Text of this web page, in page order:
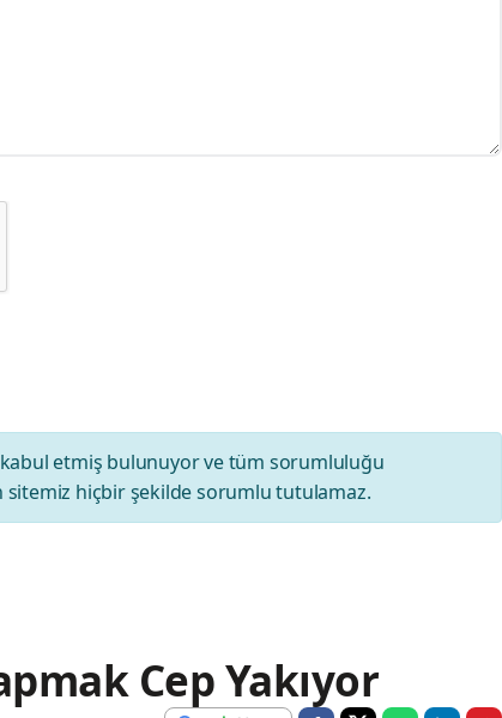
kabul etmiş bulunuyor ve tüm sorumluluğu
sitemiz hiçbir şekilde sorumlu tutulamaz.
Cep Yakıyor